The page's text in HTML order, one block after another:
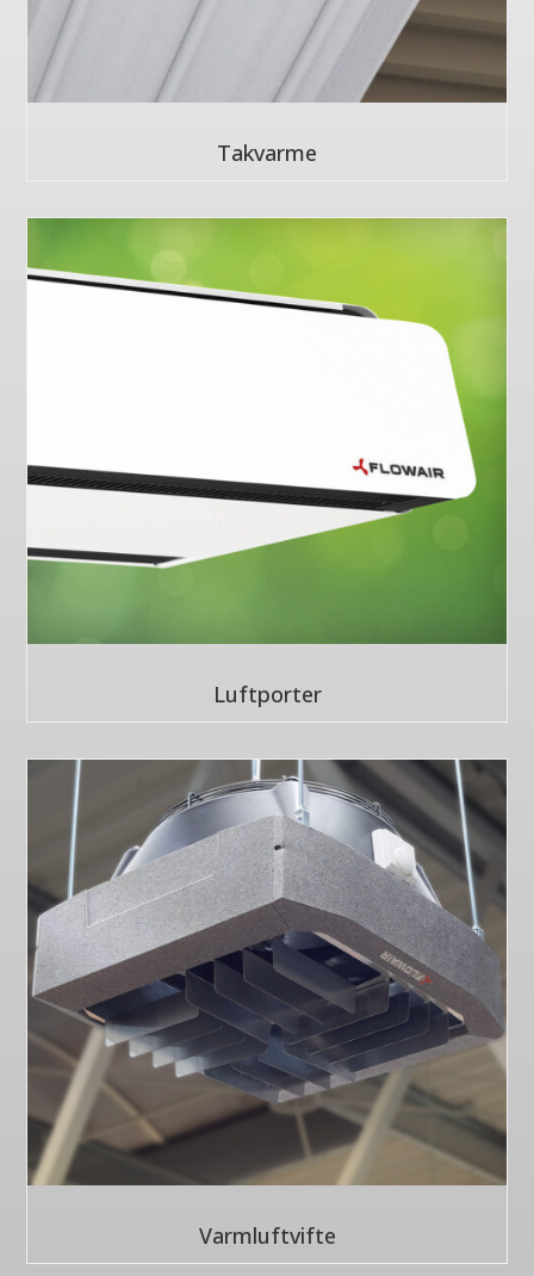
Takvarme
Luftporter
Varmluftvifte